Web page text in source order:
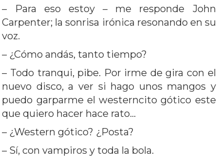
– Para eso estoy – me responde John
Carpenter; la sonrisa irónica resonando en su
voz.
– ¿Cómo andás, tanto tiempo?
– Todo tranqui, pibe. Por irme de gira con el
nuevo disco, a ver si hago unos mangos y
puedo garparme el westerncito gótico este
que quiero hacer hace rato…
– ¿Western gótico? ¿Posta?
– Sí, con vampiros y toda la bola.